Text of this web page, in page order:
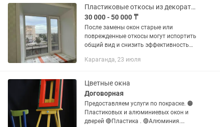
сложности — от...
Пластиковые откосы из декоративного профиля
30 000 - 50 000 ₸
После замены окон старые или
поврежденные откосы могут испортить
общий вид и снизить эффективность
профессиональную установку
только...
Караганда, 23 июля
Цветные окна
Договорная
Предоставляем услуги по покраске. 🟠
Пластиковых и алюминиевых окон и
дверей 🔴Пластика . 🟣Алюминия.